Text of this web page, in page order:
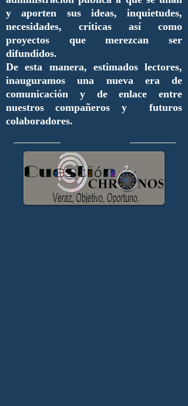
y aporten sus ideas, inquietudes,
necesidades, críticas así como
proyectos que merezcan ser
difundidos.
De esta manera, estimados lectores,
inauguramos una nueva era de
comunicación y de enlace entre
nuestros compañeros y futuros
colaboradores.